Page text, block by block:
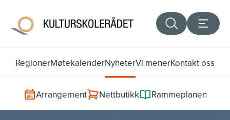
RegionerMøtekalenderNyheterVi menerKontakt oss
Arrangement Nettbutikk Rammeplanen